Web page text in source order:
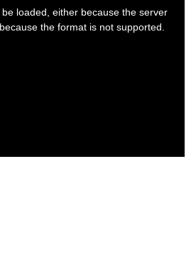
loaded, either because the server
the format is not supported.